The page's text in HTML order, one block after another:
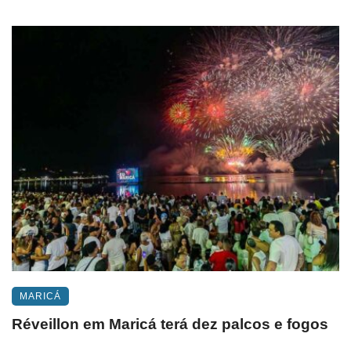
MARICÁ
Réveillon em Maricá terá dez palcos e fogos